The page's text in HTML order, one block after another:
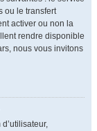
ou le transfert
activer ou non la
rendre disponible
nous vous invitons